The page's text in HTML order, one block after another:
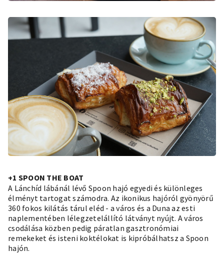
+1 SPOON THE BOAT
A Lánchíd lábánál lévő Spoon hajó egyedi és különleges
élményt tartogat számodra. Az ikonikus hajóról gyönyörű
360 fokos kilátás tárul eléd - a város és a Duna az esti
naplementében lélegzetelállító látványt nyújt. A város
csodálása közben pedig páratlan gasztronómiai
remekeket és isteni koktélokat is kipróbálhatsz a Spoon
hajón.